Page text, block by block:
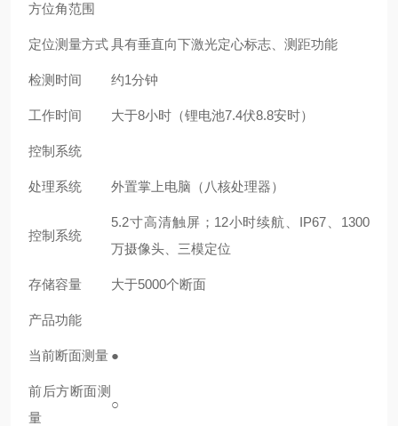
方位角范围
定位测量方式具有垂直向下激光定心标志、测距功能
检测时间 约1分钟
工作时间 大于8小时（锂电池7.4伏8.8安时）
控制系统
处理系统 外置掌上电脑（八核处理器）
控制系统
5.2寸高清触屏； 12小时续航、 IP67
1300
万摄像头、三模定位
存储容量 大于5000个断面
产品功能
当前断面测量 ●
前后方断面测
量
○